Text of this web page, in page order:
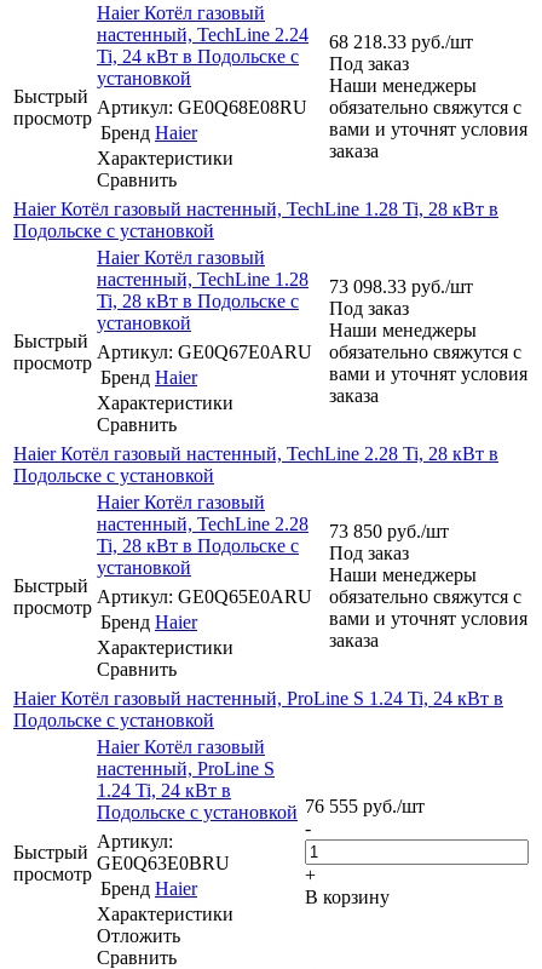
Быстрый
просмотр
Haier Котёл газовый
настенный, TechLine 2.24
Ti, 24 кВт в Подольске с
установкой
Артикул: GE0Q68E08RU
Бренд Haier
Характеристики
Сравнить
68 218.33 руб./шт
Под заказ
Наши менеджеры
обязательно свяжутся с
вами и уточнят условия
заказа
Haier Котёл газовый настенный, TechLine 1.28 Ti, 28 кВт в
Подольске с установкой
Быстрый
просмотр
Haier Котёл газовый
настенный, TechLine 1.28
Ti, 28 кВт в Подольске с
установкой
Артикул: GE0Q67E0ARU
Бренд Haier
Характеристики
Сравнить
73 098.33 руб./шт
Под заказ
Наши менеджеры
обязательно свяжутся с
вами и уточнят условия
заказа
Haier Котёл газовый настенный, TechLine 2.28 Ti, 28 кВт в
Подольске с установкой
Быстрый
просмотр
Haier Котёл газовый
настенный, TechLine 2.28
Ti, 28 кВт в Подольске с
установкой
Артикул: GE0Q65E0ARU
Бренд Haier
Характеристики
Сравнить
73 850 руб./шт
Под заказ
Наши менеджеры
обязательно свяжутся с
вами и уточнят условия
заказа
Haier Котёл газовый настенный, ProLine S 1.24 Ti, 24 кВт в
Подольске с установкой
Быстрый
просмотр
Haier Котёл газовый
настенный, ProLine S
1.24 Ti, 24 кВт в
Подольске с установкой
Артикул:
GE0Q63E0BRU
Бренд Haier
Характеристики
Отложить
Сравнить
76 555 руб./шт
-
+
В корзину